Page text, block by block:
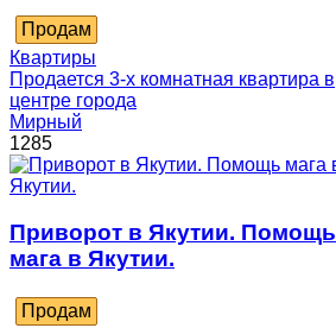
Продам
Квартиры
Продается 3-х комнатная квартира в
центре города
Мирный
1285
Приворот в Якутии. Помощь
мага в Якутии.
Продам